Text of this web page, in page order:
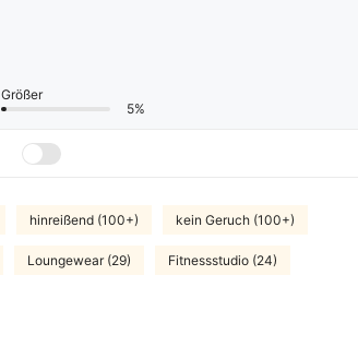
Größer
5%
hinreißend (100+) kein Geruch (100+)
Loungewear (29) Fitnessstudio (24)